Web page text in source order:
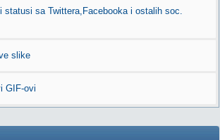
statusi sa Twittera,Facebooka i ostalih soc.
slike
GIF-ovi